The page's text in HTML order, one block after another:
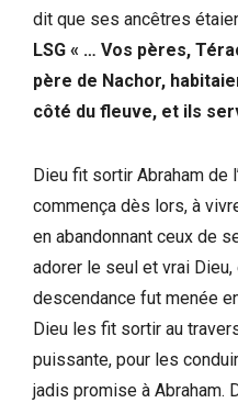
dit que ses ancêtres
LSG « … Vos pères,
père de Nachor,
côté du fleuve, et ils
Dieu fit sortir Abraham de
commença dès lors, à
en abandonnant ceux de
adorer le seul et vrai
descendance fut menée
Dieu les fit sortir au
puissante, pour les
jadis promise à Abraham.